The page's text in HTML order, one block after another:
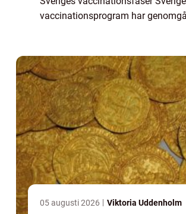
vaccinationsprogram har
prioritera vissa gruppe...
05 augusti 2026 Viktoria Uddenholm